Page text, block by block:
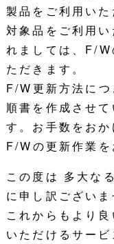
製品をご利用いた
対象品をご利用
れましては、F/
ただきます。
F/W更新方法に
順書を作成させ
す。お手数をお
F/Wの更新作業を
この度は 多大な
に申し訳ございま
これからもより
いただけるサー